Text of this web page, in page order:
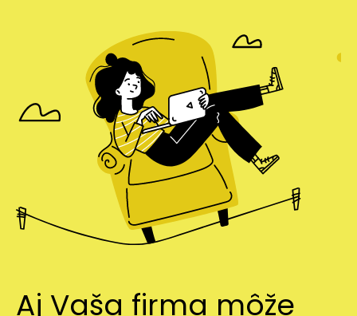
Aj Vaša firma môže